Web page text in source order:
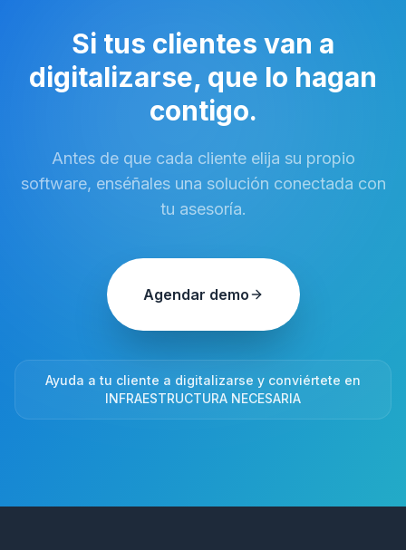
Si tus clientes van a
digitalizarse, que lo hagan
contigo.
Antes de que cada cliente elija su propio
software, enséñales una solución conectada con
tu asesoría.
Agendar demo
Ayuda a tu cliente a digitalizarse y conviértete en
INFRAESTRUCTURA NECESARIA